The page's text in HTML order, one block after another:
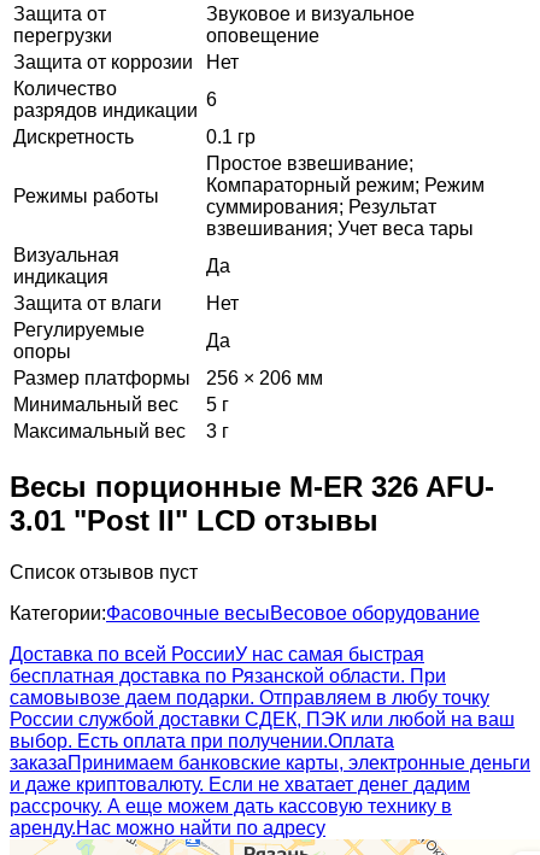
Защита от
перегрузки
Звуковое и визуальное
оповещение
Защита от коррозии
Нет
Количество
разрядов индикации
6
Дискретность
0.1 гр
Режимы работы
Простое взвешивание;
Компараторный режим; Режим
суммирования; Результат
взвешивания; Учет веса тары
Визуальная
индикация
Да
Защита от влаги
Нет
Регулируемые
опоры
Да
Размер платформы
256 × 206 мм
Минимальный вес
5 г
Максимальный вес
3 г
Весы порционные M-ER 326 AFU-
3.01 "Post II" LCD отзывы
Список отзывов пуст
Категории:Фасовочные весыВесовое оборудование
Доставка по всей РоссииУ нас самая быстрая
бесплатная доставка по Рязанской области. При
самовывозе даем подарки. Отправляем в любу точку
России службой доставки СДЕК, ПЭК или любой на ваш
выбор. Есть оплата при получении.Оплата
заказаПринимаем банковские карты, электронные деньги
и даже криптовалюту. Если не хватает денег дадим
рассрочку. А еще можем дать кассовую технику в
аренду.Нас можно найти по адресу